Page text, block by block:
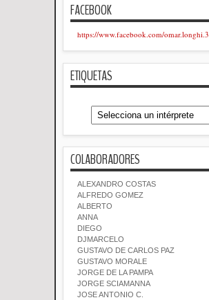
FACEBOOK
https://www.facebook.com/omar.longhi.3
ETIQUETAS
COLABORADORES
ALEXANDRO COSTAS
ALFREDO GOMEZ
ALBERTO
ANNA
DIEGO
DJMARCELO
GUSTAVO DE CARLOS PAZ
GUSTAVO MORALE
JORGE DE LA PAMPA
JORGE SCIAMANNA
JOSE ANTONIO C.